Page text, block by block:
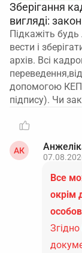
Зберігання
вигляді:
Підкажіть
вести і
архів. Всі
допомогою КЕП
підпису). Чи
АК
Все
окрім